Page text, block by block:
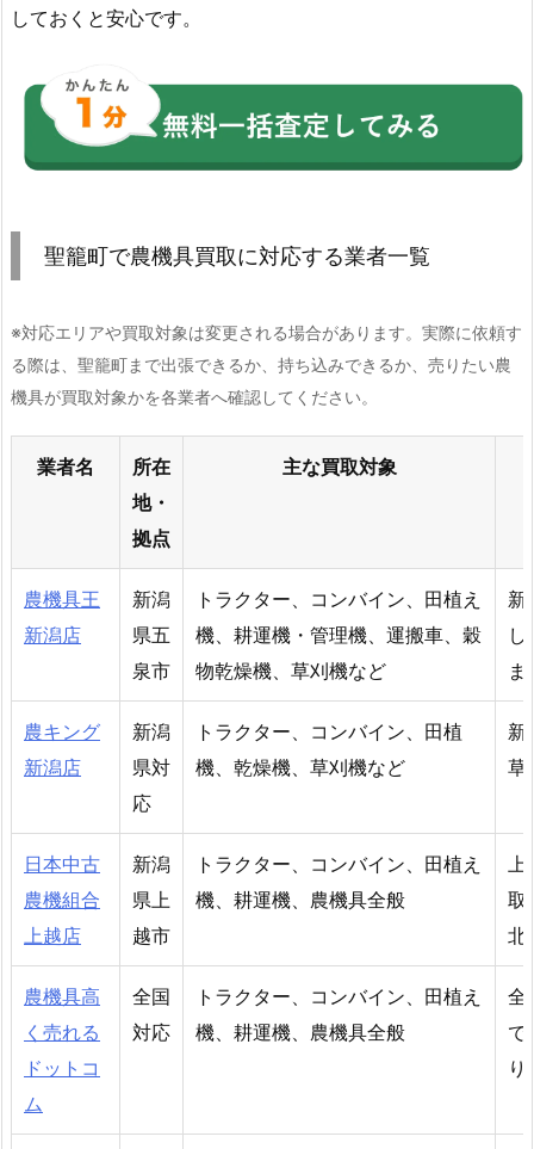
しておくと安心です。
聖籠町で農機具買取に対応する業者一覧
※対応エリアや買取対象は変更される場合があります。実際に依頼す
る際は、聖籠町まで出張できるか、持ち込みできるか、売りたい農
機具が買取対象かを各業者へ確認してください。
業者名
所在
地・
拠点
主な買取対象
農機具王
新潟店
新潟
県五
泉市
トラクター、コンバイン、田植え
機、耕運機・管理機、運搬車、穀
物乾燥機、草刈機など
新
農キング
新潟店
新潟
県対
応
トラクター、コンバイン、田植
機、乾燥機、草刈機など
新
草
日本中古
農機組合
上越店
新潟
県上
越市
トラクター、コンバイン、田植え
機、耕運機、農機具全般
取
北
農機具高
く売れる
ドットコ
ム
全国
対応
トラクター、コンバイン、田植え
機、耕運機、農機具全般
全
で
り